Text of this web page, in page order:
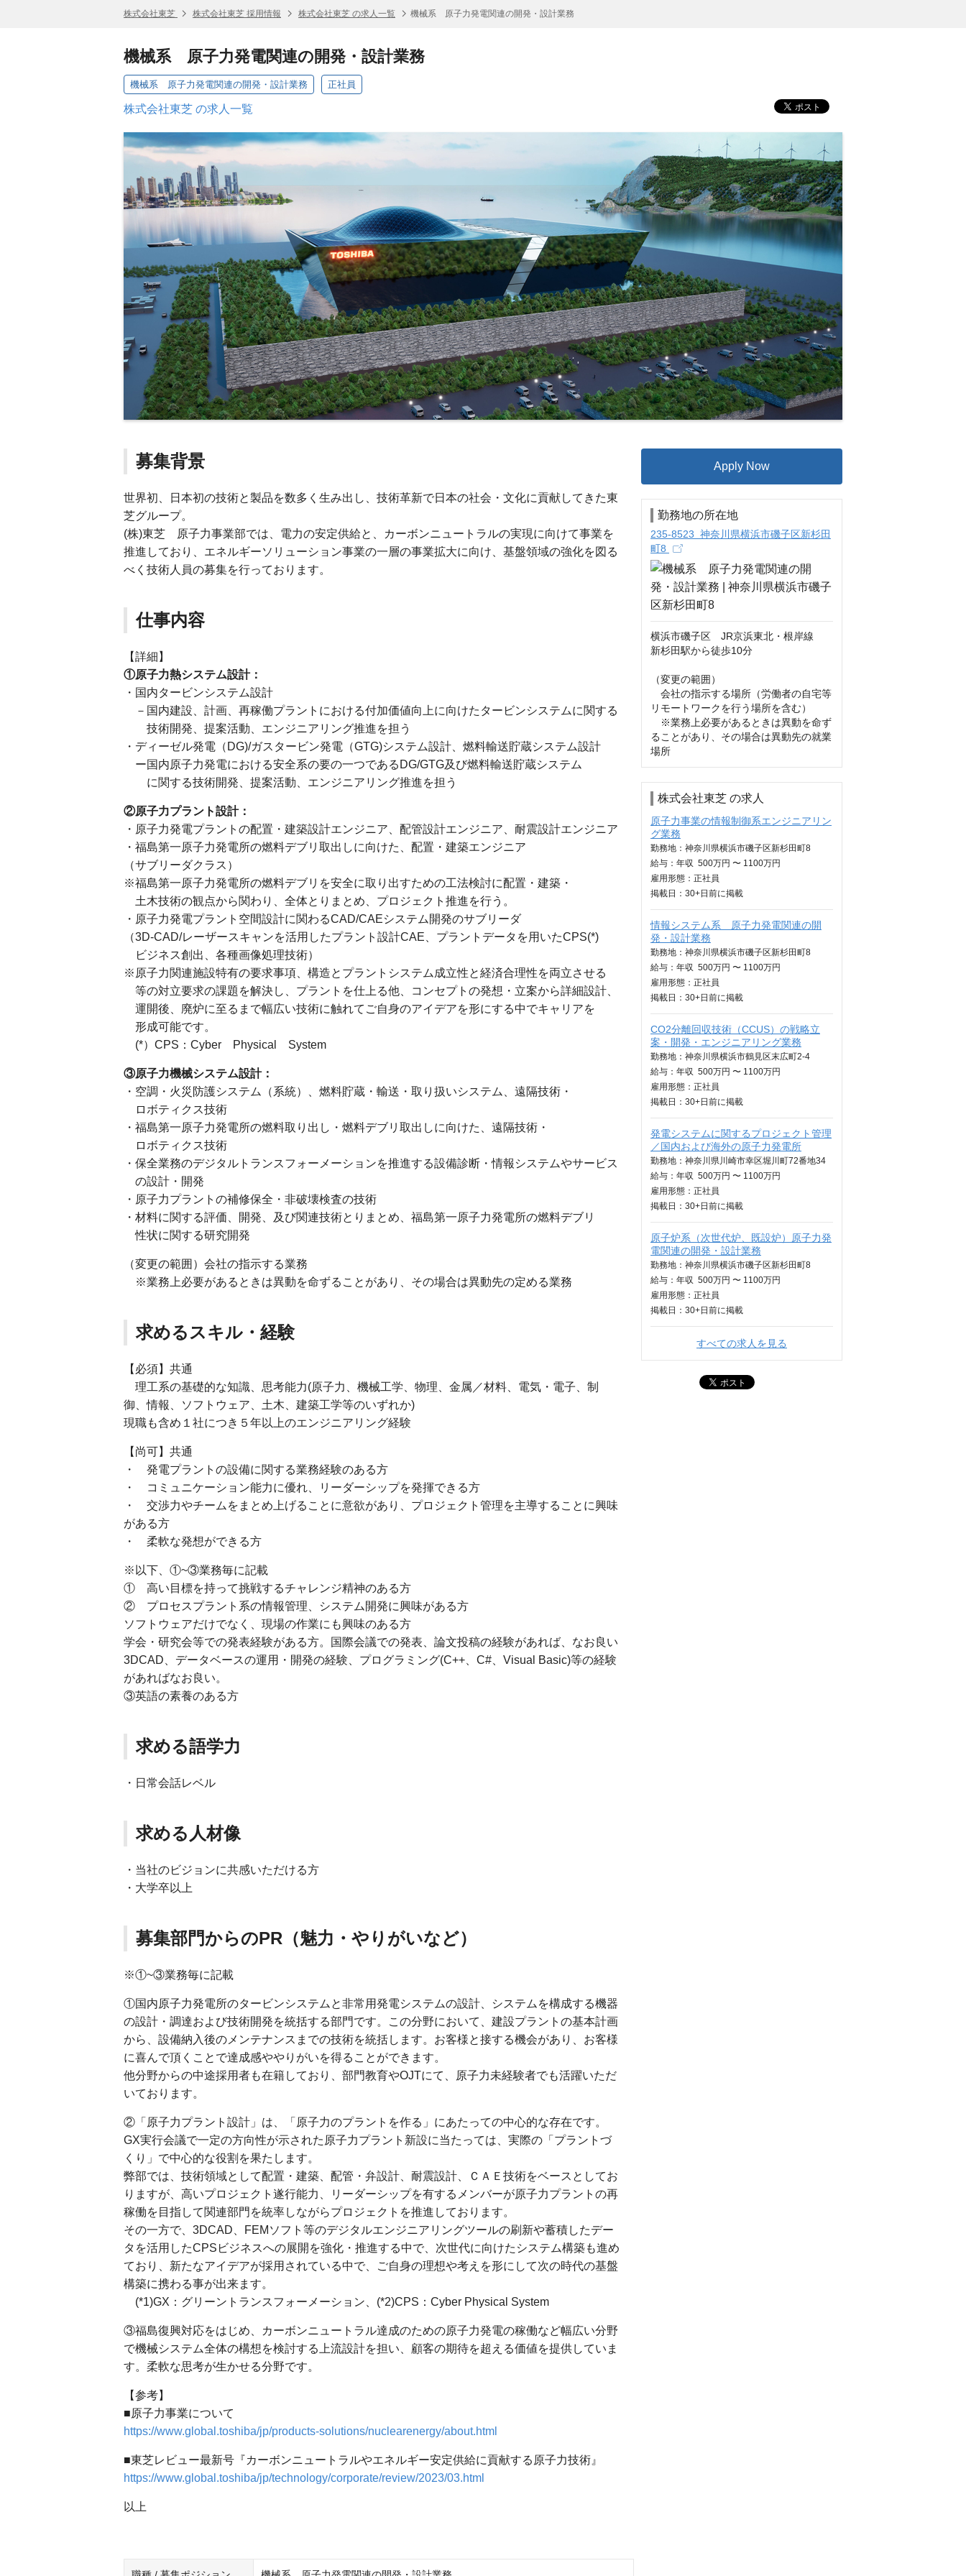
株式会社東芝 株式会社東芝 採用情報 株式会社東芝 の求人一覧 機械系 原子力発電関連の開発・設計業務
機械系 原子力発電関連の開発・設計業務
機械系 原子力発電関連の開発・設計業務 正社員
株式会社東芝 の求人一覧
募集背景
世界初、日本初の技術と製品を数多く生み出し、技術革新で日本の社会・文化に貢献してきた東
芝グループ。
(株)東芝 原子力事業部では、電力の安定供給と、カーボンニュートラルの実現に向けて事業を
推進しており、エネルギーソリューション事業の一層の事業拡大に向け、基盤領域の強化を図る
べく技術人員の募集を行っております。
仕事内容
【詳細】
①原子力熱システム設計：
・国内タービンシステム設計
－国内建設、計画、再稼働プラントにおける付加価値向上に向けたタービンシステムに関する
技術開発、提案活動、エンジニアリング推進を担う
・ディーゼル発電（DG)/ガスタービン発電（GTG)システム設計、燃料輸送貯蔵システム設計
ー国内原子力発電における安全系の要の一つであるDG/GTG及び燃料輸送貯蔵システム
に関する技術開発、提案活動、エンジニアリング推進を担う
②原子力プラント設計：
・原子力発電プラントの配置・建築設計エンジニア、配管設計エンジニア、耐震設計エンジニア
・福島第一原子力発電所の燃料デブリ取出しに向けた、配置・建築エンジニア
（サブリーダクラス）
※福島第一原子力発電所の燃料デブリを安全に取り出すための工法検討に配置・建築・
土木技術の観点から関わり、全体とりまとめ、プロジェクト推進を行う。
・原子力発電プラント空間設計に関わるCAD/CAEシステム開発のサブリーダ
（3D-CAD/レーザースキャンを活用したプラント設計CAE、プラントデータを用いたCPS(*)
ビジネス創出、各種画像処理技術）
※原子力関連施設特有の要求事項、構造とプラントシステム成立性と経済合理性を両立させる
等の対立要求の課題を解決し、プラントを仕上る他、コンセプトの発想・立案から詳細設計、
運開後、廃炉に至るまで幅広い技術に触れてご自身のアイデアを形にする中でキャリアを
形成可能です。
(*）CPS：Cyber Physical System
③原子力機械システム設計：
・空調・火災防護システム（系統）、燃料貯蔵・輸送・取り扱いシステム、遠隔技術・
ロボティクス技術
・福島第一原子力発電所の燃料取り出し・燃料デブリ取出しに向けた、遠隔技術・
ロボティクス技術
・保全業務のデジタルトランスフォーメーションを推進する設備診断・情報システムやサービス
の設計・開発
・原子力プラントの補修保全・非破壊検査の技術
・材料に関する評価、開発、及び関連技術とりまとめ、福島第一原子力発電所の燃料デブリ
性状に関する研究開発
（変更の範囲）会社の指示する業務
※業務上必要があるときは異動を命ずることがあり、その場合は異動先の定める業務
求めるスキル・経験
【必須】共通
理工系の基礎的な知識、思考能力(原子力、機械工学、物理、金属／材料、電気・電子、制
御、情報、ソフトウェア、土木、建築工学等のいずれか)
現職も含め１社につき５年以上のエンジニアリング経験
【尚可】共通
・ 発電プラントの設備に関する業務経験のある方
・ コミュニケーション能力に優れ、リーダーシップを発揮できる方
・ 交渉力やチームをまとめ上げることに意欲があり、プロジェクト管理を主導することに興味
がある方
・ 柔軟な発想ができる方
※以下、①~③業務毎に記載
① 高い目標を持って挑戦するチャレンジ精神のある方
② プロセスプラント系の情報管理、システム開発に興味がある方
ソフトウェアだけでなく、現場の作業にも興味のある方
学会・研究会等での発表経験がある方。国際会議での発表、論文投稿の経験があれば、なお良い
3DCAD、データベースの運用・開発の経験、プログラミング(C++、C#、Visual Basic)等の経験
があればなお良い。
③英語の素養のある方
求める語学力
・日常会話レベル
求める人材像
・当社のビジョンに共感いただける方
・大学卒以上
募集部門からのPR（魅力・やりがいなど）
※①~③業務毎に記載
①国内原子力発電所のタービンシステムと非常用発電システムの設計、システムを構成する機器
の設計・調達および技術開発を統括する部門です。この分野において、建設プラントの基本計画
から、設備納入後のメンテナンスまでの技術を統括します。お客様と接する機会があり、お客様
に喜んで頂くことで達成感ややりがいを得ることができます。
他分野からの中途採用者も在籍しており、部門教育やOJTにて、原子力未経験者でも活躍いただ
いております。
②「原子力プラント設計」は、「原子力のプラントを作る」にあたっての中心的な存在です。
GX実行会議で一定の方向性が示された原子力プラント新設に当たっては、実際の「プラントづ
くり」で中心的な役割を果たします。
弊部では、技術領域として配置・建築、配管・弁設計、耐震設計、ＣＡＥ技術をベースとしてお
りますが、高いプロジェクト遂行能力、リーダーシップを有するメンバーが原子力プラントの再
稼働を目指して関連部門を統率しながらプロジェクトを推進しております。
その一方で、3DCAD、FEMソフト等のデジタルエンジニアリングツールの刷新や蓄積したデー
タを活用したCPSビジネスへの展開を強化・推進する中で、次世代に向けたシステム構築も進め
ており、新たなアイデアが採用されている中で、ご自身の理想や考えを形にして次の時代の基盤
構築に携わる事が出来ます。
(*1)GX：グリーントランスフォーメーション、(*2)CPS：Cyber Physical System
③福島復興対応をはじめ、カーボンニュートラル達成のための原子力発電の稼働など幅広い分野
で機械システム全体の構想を検討する上流設計を担い、顧客の期待を超える価値を提供していま
す。柔軟な思考が生かせる分野です。
【参考】
■原子力事業について
https://www.global.toshiba/jp/products-solutions/nuclearenergy/about.html
■東芝レビュー最新号『カーボンニュートラルやエネルギー安定供給に貢献する原子力技術』
https://www.global.toshiba/jp/technology/corporate/review/2023/03.html
以上
Apply Now
勤務地の所在地
235-8523 神奈川県横浜市磯子区新杉田
町8
横浜市磯子区　JR京浜東北・根岸線
新杉田駅から徒歩10分
（変更の範囲）
会社の指示する場所（労働者の自宅等
リモートワークを行う場所を含む）
※業務上必要があるときは異動を命ず
ることがあり、その場合は異動先の就業
場所
株式会社東芝 の求人
原子力事業の情報制御系エンジニアリン
グ業務
勤務地：神奈川県横浜市磯子区新杉田町8
給与： 年収 500万円 〜 1100万円
雇用形態：正社員
掲載日： 30+日 前に掲載
情報システム系 原子力発電関連の開
発・設計業務
勤務地：神奈川県横浜市磯子区新杉田町8
給与： 年収 500万円 〜 1100万円
雇用形態：正社員
掲載日： 30+日 前に掲載
CO2分離回収技術（CCUS）の戦略立
案・開発・エンジニアリング業務
勤務地：神奈川県横浜市鶴見区末広町2-4
給与： 年収 500万円 〜 1100万円
雇用形態：正社員
掲載日： 30+日 前に掲載
発電システムに関するプロジェクト管理
／国内および海外の原子力発電所
勤務地：神奈川県川崎市幸区堀川町72番地34
給与： 年収 500万円 〜 1100万円
雇用形態：正社員
掲載日： 30+日 前に掲載
原子炉系（次世代炉、既設炉）原子力発
電関連の開発・設計業務
勤務地：神奈川県横浜市磯子区新杉田町8
給与： 年収 500万円 〜 1100万円
雇用形態：正社員
掲載日： 30+日 前に掲載
すべての求人を見る